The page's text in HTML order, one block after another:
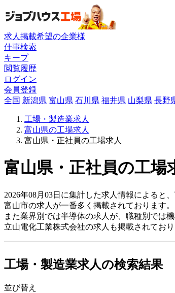
求人掲載希望の企業様
仕事検索
キープ
閲覧履歴
ログイン
会員登録
全国 新潟県 富山県 石川県 福井県 山梨県 長野
工場・製造業求人
富山県の工場求人
富山県・正社員の工場求人
富山県・正社員の工場
2026年08月03日に集計した求人情報によると
富山市の求人が一番多く掲載されております。
また業界別では半導体の求人が、職種別では
立山電化工業株式会社の求人も掲載されてお
工場・製造業求人の検索結果
並び替え